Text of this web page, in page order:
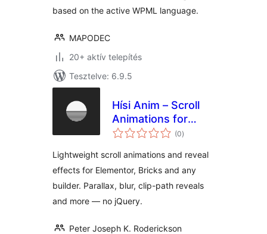
based on the active WPML language.
MAPODEC
20+ aktív telepítés
Tesztelve: 6.9.5
Hísi Anim – Scroll
Animations for
Elementor, Bricks &
(0értékelés
összesen
)
Lightweight scroll animations and reveal
effects for Elementor, Bricks and any
builder. Parallax, blur, clip-path reveals
and more — no jQuery.
Peter Joseph K. Roderickson